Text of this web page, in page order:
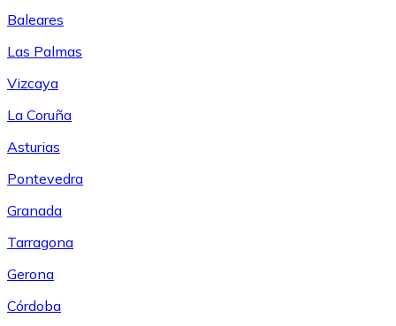
Baleares
Las Palmas
Vizcaya
La Coruña
Asturias
Pontevedra
Granada
Tarragona
Gerona
Córdoba